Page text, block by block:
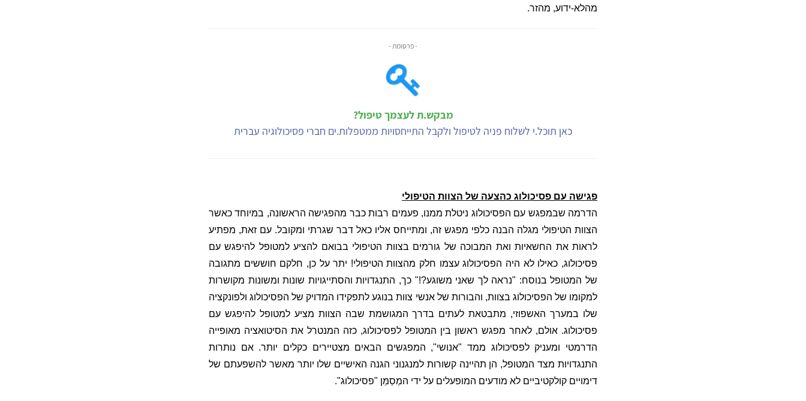
מהלא-ידוע, מהזר.
- פרסומת -
מבקש.ת לעצמך טיפול?
כאן תוכל.י לשלוח פניה לטיפול ולקבל התייחסויות ממטפלות.ים חברי פסיכולוגיה עברית
פגישה עם פסיכולוג כהצעה של הצוות הטיפולי
הדרמה שבמפגש עם הפסיכולוג ניטלת ממנו, פעמים רבות כבר מהפגישה הראשונה, במיוחד כאשר
הצוות הטיפולי מגלה הבנה כלפי מפגש זה, ומתייחס אליו כאל דבר שגרתי ומקובל. עם זאת, מפתיע
לראות את החשאיות ואת המבוכה של גורמים בצוות הטיפולי בבואם להציע למטופל להיפגש עם
פסיכולוג, כאילו לא היה הפסיכולוג עצמו חלק מהצוות הטיפולי! יתר על כן, חלקם חוששים מתגובה
של המטופל בנוסח: "נראה לך שאני משוגע?!" כך, התנגדויות והסתייגויות שונות ומשונות מקושרות
למקומו של הפסיכולוג בצוות, והבורות של אנשי צוות בנוגע לתפקידו המדויק של הפסיכולוג ולפונקציה
שלו במערך האשפוזי, מתבטאת לעתים בדרך המגושמת שבה הצוות מציע למטופל להיפגש עם
פסיכולוג. אולם, לאחר מפגש ראשון בין המטופל לפסיכולוג, כזה המנטרל את הסיטואציה מאופייה
הדרמטי ומעניק לפסיכולוג ממד "אנושי", המפגשים הבאים מצטיירים כקלים יותר. אם נותרות
התנגדויות מצד המטופל, הן תהיינה קשורות למנגנוני הגנה האישיים שלו יותר מאשר להשפעתם של
דימויים קולקטיביים לא מודעים המופעלים על ידי המְסַמֵּן "פסיכולוג".